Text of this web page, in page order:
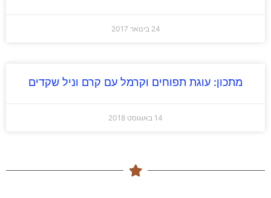
מתכון: עוגת תפוחים וקרמל עם קרם וניל שקדים